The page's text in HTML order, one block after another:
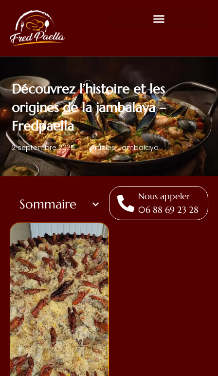
Découvrez l’histoire et les
origines de la jambalaya –
Fredpaella
2 septembre 2025 Articles,Jambalaya
Sommaire
Nous appeler
06 88 69 23 28